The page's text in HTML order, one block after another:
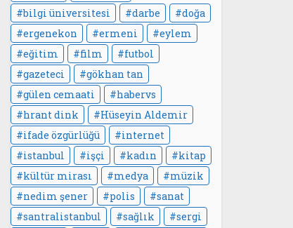
bilgi üniversitesi
darbe
doğa
ergenekon
ermeni
eylem
eğitim
film
futbol
gazeteci
gökhan tan
gülen cemaati
habervs
hrant dink
Hüseyin Aldemir
ifade özgürlüğü
internet
istanbul
işçi kadın
kitap
kültür mirası
medya
müzik
nedim şener
polis
sanat
santralistanbul
sağlık sergi